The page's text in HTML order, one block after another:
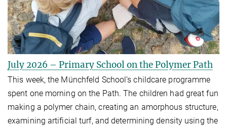
July 2026 – Primary School on the Polymer Path
This week, the Münchfeld School’s childcare programme
spent one morning on the Path. The children had great fun
making a polymer chain, creating an amorphous structure,
examining artificial turf, and determining density using the